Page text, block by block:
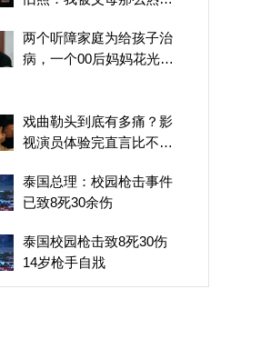
闽宁镇将文艺展演与商业
街区深度融合，生动展现
两个听障家庭为给孩子治
病，一个00后妈妈花光30
戏曲勒头到底有多痛？影
视演员体验完直言比不上
泰国总理：校园枪击事件
已致8死30余伤
泰国校园枪击致8死30伤
14岁枪手自戕